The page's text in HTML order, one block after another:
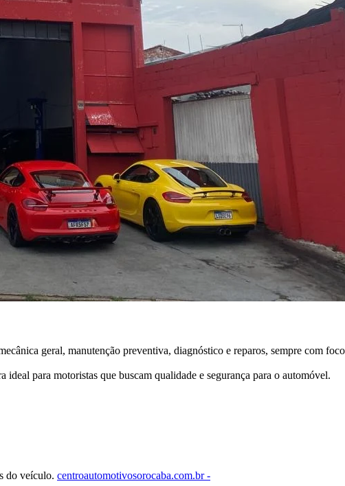
geral, manutenção preventiva, diagnóstico e reparos, sempre com
para motoristas que buscam qualidade e segurança para o automóvel.
do veículo. centroautomotivosorocaba.com.br -